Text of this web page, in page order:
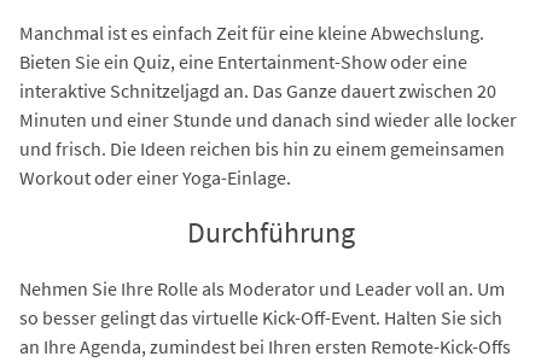
Manchmal ist es einfach Zeit für eine kleine Abwechslung.
Bieten Sie ein Quiz, eine Entertainment-Show oder eine
interaktive Schnitzeljagd an. Das Ganze dauert zwischen 20
Minuten und einer Stunde und danach sind wieder alle locker
und frisch. Die Ideen reichen bis hin zu einem gemeinsamen
Workout oder einer Yoga-Einlage.
Durchführung
Nehmen Sie Ihre Rolle als Moderator und Leader voll an. Um
so besser gelingt das virtuelle Kick-Off-Event. Halten Sie sich
an Ihre Agenda, zumindest bei Ihren ersten Remote-Kick-Offs